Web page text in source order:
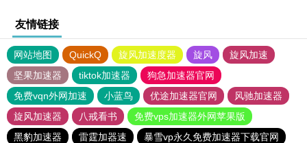
友情链接
网站地图 QuickQ 旋风加速度器 旋风
旋风加速
坚果加速器
tiktok加速器
狗急加速器官网
免费vqn外网加速
小蓝鸟 优途加速器官网
风驰加速器
旋风加速器
八戒看书
免费vps加速器外网苹果版
黑豹加速器
雷霆加器速
暴雪vp永久免费加速器下载官网